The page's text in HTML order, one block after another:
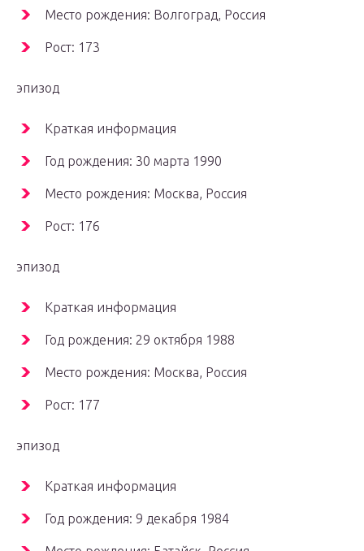
Место рождения: Волгоград, Россия
Рост: 173
эпизод
Краткая информация
Год рождения: 30 марта 1990
Место рождения: Москва, Россия
Рост: 176
эпизод
Краткая информация
Год рождения: 29 октября 1988
Место рождения: Москва, Россия
Рост: 177
эпизод
Краткая информация
Год рождения: 9 декабря 1984